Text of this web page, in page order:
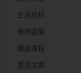
生活百科
电商运营
精品课程
置顶文章